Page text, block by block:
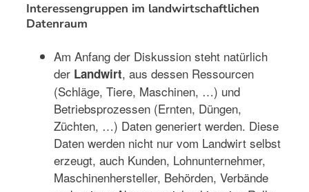
Interessengruppen im landwirtschaftlichen
Datenraum
Am Anfang der Diskussion steht natürlich
der Landwirt, aus dessen Ressourcen
(Schläge, Tiere, Maschinen, …) und
Betriebsprozessen (Ernten, Düngen,
Züchten, …) Daten generiert werden. Diese
Daten werden nicht nur vom Landwirt selbst
erzeugt, auch Kunden, Lohnunternehmer,
Maschinenhersteller, Behörden, Verbände